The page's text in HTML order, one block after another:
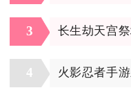
3 长生劫天宫
4 火影忍者手